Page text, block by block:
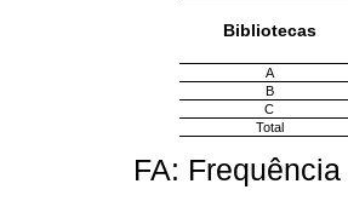
Bibliotecas
A
B
C
Total
FA: